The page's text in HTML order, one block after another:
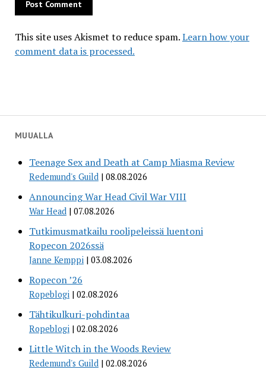
MUUALLA
Teenage Sex and Death at Camp Miasma Review
Redemund's Guild 08.08.2026
Announcing War Head Civil War VIII
War Head 07.08.2026
Tutkimusmatkailu roolipeleissä luentoni
Ropecon 2026ssä
Janne Kemppi 03.08.2026
Ropecon ’26
Ropeblogi 02.08.2026
Tähtikulkuri-pohdintaa
Ropeblogi 02.08.2026
Little Witch in the Woods Review
Redemund's Guild 02.08.2026
This site uses Akismet to reduce spam.Learn how your
comment data is processed.